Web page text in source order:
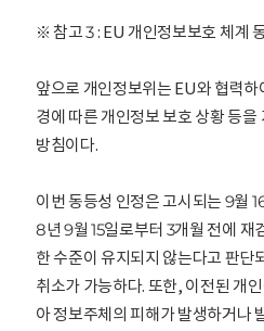
※ 참고 3 : EU 개인정보보호 체계
앞으로 개인정보위는 EU와 협력
경에 따른 개인정보 보호 상황 등
방침이다.
이번 동등성 인정은 고시되는 9월
8년 9월 15일로부터 3개월 전에 재
한 수준이 유지되지 않는다고 판단
취소가 가능하다. 또한, 이전된 개
아 정보주체의 피해가 발생하거나